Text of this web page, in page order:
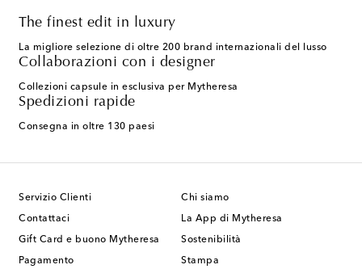
The finest edit in luxury
La migliore selezione di oltre 200 brand internazionali del lusso
Collaborazioni con i designer
Collezioni capsule in esclusiva per Mytheresa
Spedizioni rapide
Consegna in oltre 130 paesi
Servizio Clienti
Contattaci
Gift Card e buono Mytheresa
Pagamento
Chi siamo
La App di Mytheresa
Sostenibilità
Stampa